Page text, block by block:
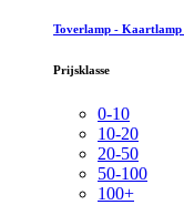
Toverlamp - Kaartlamp
Prijsklasse
0-10
10-20
20-50
50-100
100+